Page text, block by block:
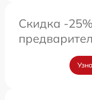
Скидка -